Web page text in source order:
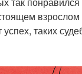
взрослом
таких